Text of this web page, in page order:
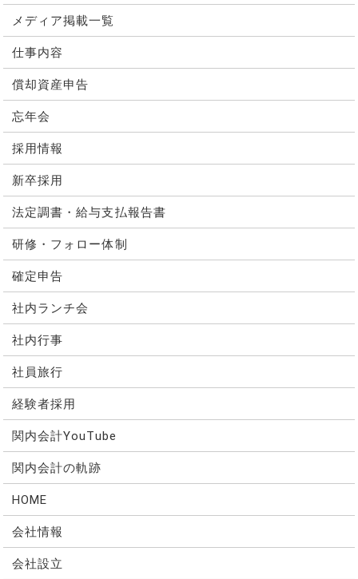
メディア掲載一覧
仕事内容
償却資産申告
忘年会
採用情報
新卒採用
法定調書・給与支払報告書
研修・フォロー体制
確定申告
社内ランチ会
社内行事
社員旅行
経験者採用
関内会計YouTube
関内会計の軌跡
HOME
会社情報
会社設立